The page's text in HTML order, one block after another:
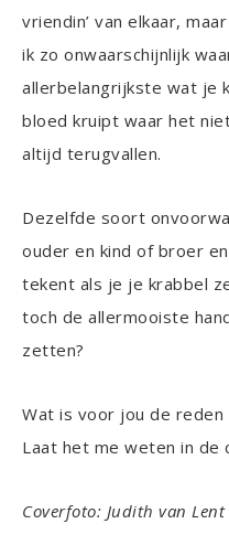
vriendin’ van elkaar,
ik zo onwaarschijnlijk
allerbelangrijkste wat je
bloed kruipt waar het
altijd terugvallen.
Dezelfde soort
ouder en kind of broer
tekent als je je krabbel
toch de allermooiste
zetten?
Wat is voor jou de
Laat het me weten in de
Coverfoto: Judith van Lent